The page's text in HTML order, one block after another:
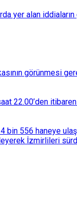
yer alan
görünmesi
22.00’den
bin 556 haneye
İzmirlileri